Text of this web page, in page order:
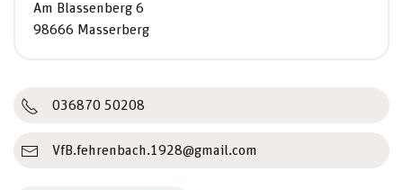
Am Blassenberg 6
98666 Masserberg
036870 50208
VfB.fehrenbach.1928@gmail.com